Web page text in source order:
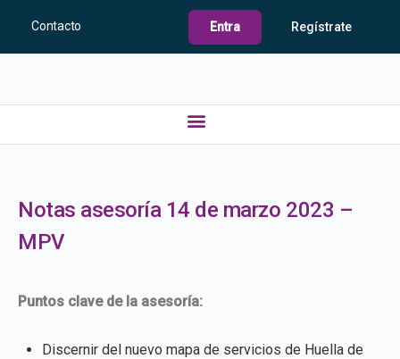
Contacto Entra Regístrate
Notas asesoría 14 de marzo 2023 –
MPV
Puntos clave de la asesoría:
Discernir del nuevo mapa de servicios de Huella de